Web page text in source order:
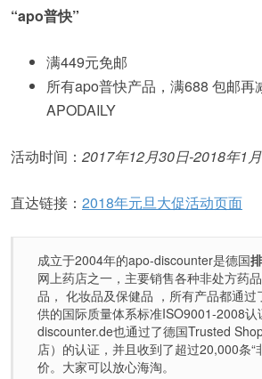
“apo普快”
满449元免邮
所有apo普快产品，满688 包邮再
APODAILY
活动时间： 2017年12月30日-2018年1 月
直达链接： 2018年元旦大促活动页面
成立于2004年的apo-discounter是德国
网上药店之一，主要销售各种非处方药
品， 化妆品及保健品 ，所有产品都通过
供的国际质量体系标准ISO9001-2008认
discounter.de也通过了德国Trusted
店）的认证，并且收到了超过20,000条“
价。大家可以放心海淘。